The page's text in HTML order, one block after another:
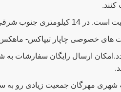
کنند.
است. در 14 کیلومتری جنوب شرقی شهر قزوین قرار دارد.
های خصوصی چاپار تیپاکس-
ارسال رایگان سفارشات به
شهری مهرگان جمعیت زیادی رو